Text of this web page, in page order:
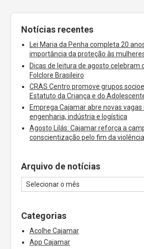
Notícias recentes
Lei Maria da Penha completa 20
importância da proteção às
Dicas de leitura de agosto celebram
Folclore Brasileiro
CRAS Centro promove grupos
Estatuto da Criança e do
Emprega Cajamar abre novas vagas
engenharia, indústria e logística
Agosto Lilás: Cajamar reforça a
conscientização pelo fim da
Arquivo de notícias
Categorias
Acolhe Cajamar
App Cajamar